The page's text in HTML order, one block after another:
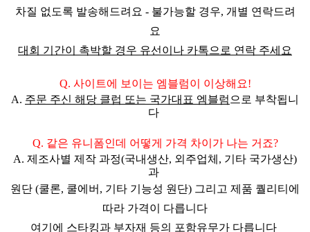
차질 없도록 발송해드려요 - 불가능할 경우, 개별 연락드려
요
대회 기간이 촉박할 경우 유선이나 카톡으로 연락 주세요
Q. 사이트에 보이는 엠블럼이 이상해요!
A. 주문 주신 해당 클럽 또는 국가대표 엠블럼 으로 부착됩니
다
Q. 같은 유니폼인데 어떻게 가격 차이가 나는 거죠?
A. 제조사별 제작 과정(국내생산, 외주업체, 기타 국가생산)
과
원단 (쿨론, 쿨에버, 기타 기능성 원단) 그리고 제품 퀄리티에
따라 가격이 다릅니다
여기에 스타킹과 부자재 등의 포함유무가 다릅니다